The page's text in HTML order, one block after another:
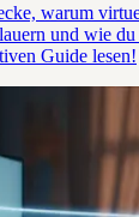
warum
und wie du
Guide lesen!